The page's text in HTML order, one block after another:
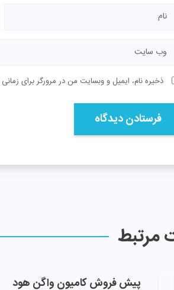
ذخیره نام، ایمیل و وبسایت من در مرورگر برای
مرتبط
پیش فروش کامیون واگن هود